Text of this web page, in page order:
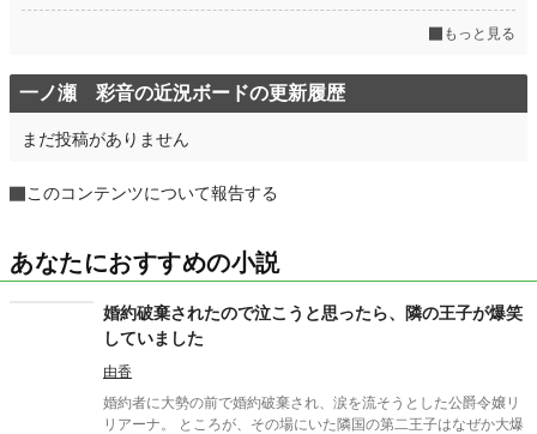
もっと見る
一ノ瀬 彩音の近況ボードの更新履歴
まだ投稿がありません
このコンテンツについて報告する
あなたにおすすめの小説
婚約破棄されたので泣こうと思ったら、隣の王子が爆笑
していました
由香
婚約者に大勢の前で婚約破棄され、涙を流そうとした公爵令嬢リ
リアーナ。 ところが、その場にいた隣国の第二王子はなぜか大爆